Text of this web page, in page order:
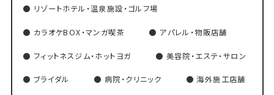
リゾートホテル・温泉施設・ゴルフ場
カラオケBOX・マンガ喫茶 アパレル・物販店舗
フィットネスジム・ホットヨガ 美容院・エステ・サロン
ブライダル 病院・クリニック 海外施工店舗